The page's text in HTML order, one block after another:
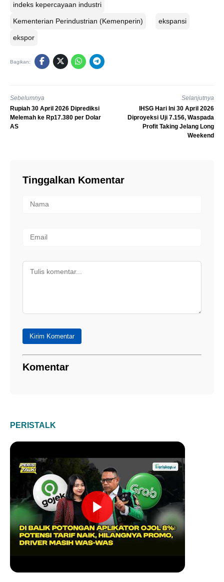
indeks kepercayaan industri
Kementerian Perindustrian (Kemenperin) ekspansi
ekspor
Bagikan:
Sebelumnya
Rupiah 30 April 2026 Diprediksi
Melemah ke Rp17.380 per Dolar
AS
Selanjutnya
IHSG Hari Ini 30 April 2026
Diproyeksi Uji 7.156, Waspada
Profit Taking Jelang Long
Weekend
Tinggalkan Komentar
Kirim Komentar
Komentar
PERISTALK